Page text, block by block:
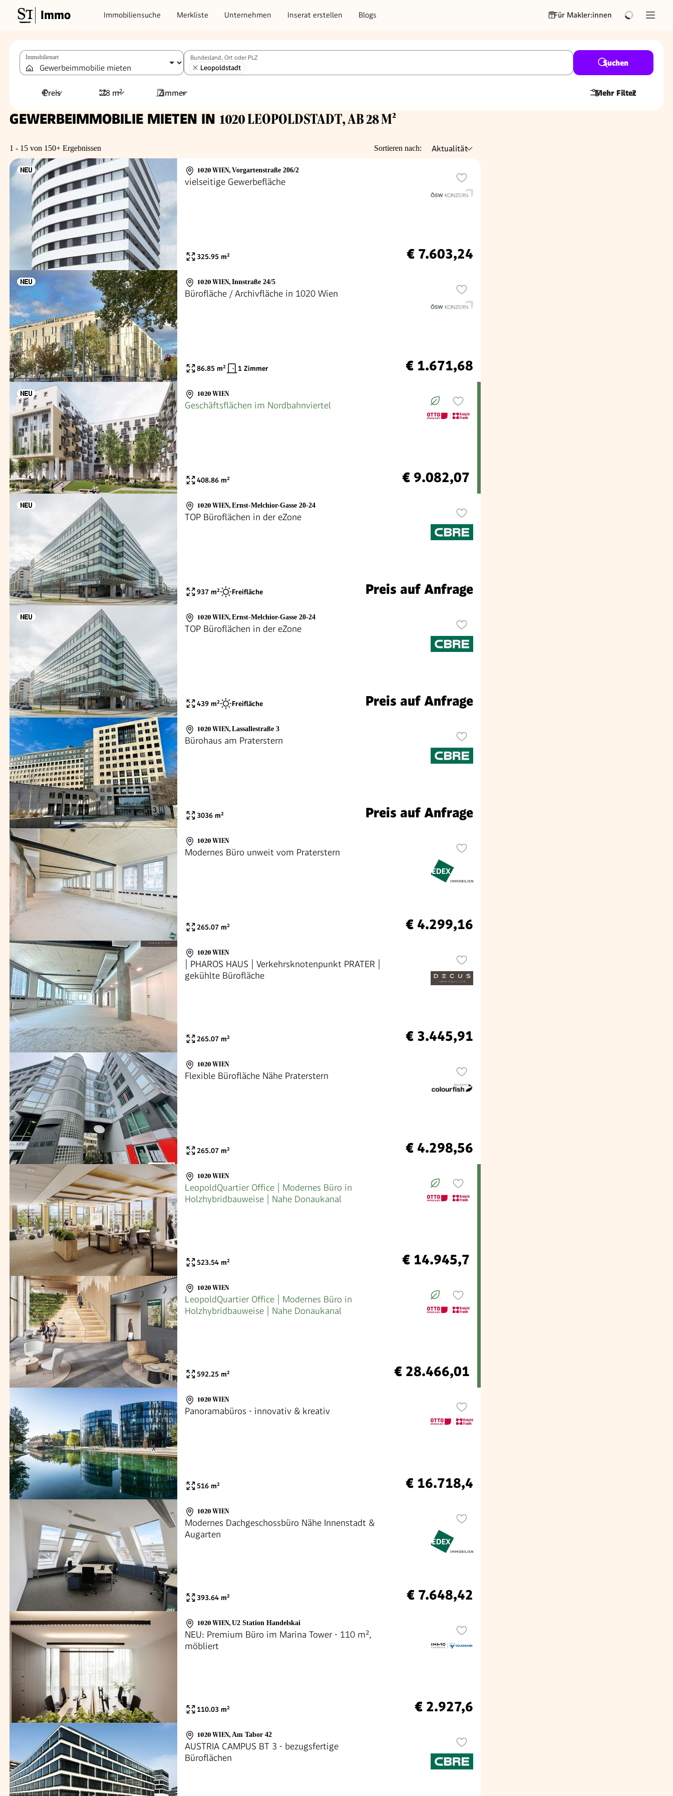
Immo Immobiliensuche Merkliste Unternehmen Inserat erstellen Blogs Für Makler:innen
Immobilienart Bundesland, Ort oder PLZ
Leopoldstadt
Suchen
Preis 28 m² Zimmer Mehr Filter
2
GEWERBEIMMOBILIE MIETEN IN 1020 LEOPOLDSTADT, AB 28 M²
1 - 15 von 150+ Ergebnissen Sortieren nach: Aktualität
1020 WIEN, Vorgartenstraße 206/2
vielseitige Gewerbefläche
325.95 m² € 7.603,24
1020 WIEN, Innstraße 24/5
Bürofläche / Archivfläche in 1020 Wien
86.85 m² 1 Zimmer € 1.671,68
1020 WIEN
Geschäftsflächen im Nordbahnviertel
408.86 m² € 9.082,07
1020 WIEN, Ernst-Melchior-Gasse 20-24
TOP Büroflächen in der eZone
937 m² Freifläche Preis auf Anfrage
1020 WIEN, Ernst-Melchior-Gasse 20-24
TOP Büroflächen in der eZone
439 m² Freifläche Preis auf Anfrage
1020 WIEN, Lassallestraße 3
Bürohaus am Praterstern
3036 m² Preis auf Anfrage
1020 WIEN
Modernes Büro unweit vom Praterstern
265.07 m² € 4.299,16
1020 WIEN
| PHAROS HAUS | Verkehrsknotenpunkt PRATER |
gekühlte Bürofläche
265.07 m² € 3.445,91
1020 WIEN
Flexible Bürofläche Nähe Praterstern
265.07 m² € 4.298,56
1020 WIEN
LeopoldQuartier Office | Modernes Büro in
Holzhybridbauweise | Nahe Donaukanal
523.54 m² € 14.945,7
1020 WIEN
LeopoldQuartier Office | Modernes Büro in
Holzhybridbauweise | Nahe Donaukanal
592.25 m² € 28.466,01
1020 WIEN
Panoramabüros - innovativ & kreativ
516 m² € 16.718,4
1020 WIEN
Modernes Dachgeschossbüro Nähe Innenstadt &
Augarten
393.64 m² € 7.648,42
1020 WIEN, U2 Station Handelskai
NEU: Premium Büro im Marina Tower - 110 m²,
möbliert
110.03 m² € 2.927,6
1020 WIEN, Am Tabor 42
AUSTRIA CAMPUS BT 3 - bezugsfertige
Büroflächen